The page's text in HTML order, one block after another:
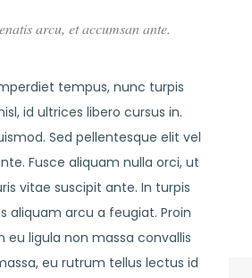
arcu, et accumsan ante.
tempus, nunc turpis
id ultrices libero cursus in.
Sed pellentesque elit vel
Fusce aliquam nulla orci, ut
vitae suscipit ante. In turpis
aliquam arcu a feugiat. Proin
ligula non massa convallis
eu rutrum tellus lectus id